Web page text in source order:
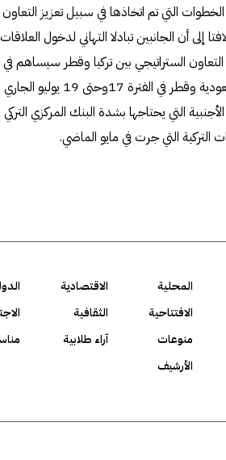
التي تم اتخاذها في سبيل تعزيز
إلى أن الجانبين تبادلا التهاني لدخول
على أن التعاون الستراتيجي بين تركيا وقطر سيساهم
أردوغان زيارة الإمارات
التي يحتاجها بشدة البنك المركزي
التركية التي جرت في مايو الماضي.
المحلية الاقتصادية
الافتتاحية الثقافية
منوعات آراء طلابية
الأرشيف